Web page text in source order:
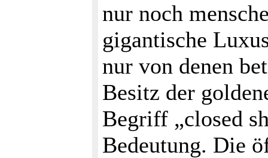
nur noch
gigantische
nur von denen
Besitz der
Begriff „closed
Bedeutung. Die